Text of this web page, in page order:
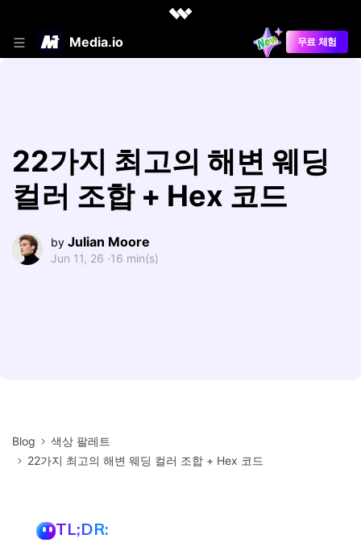
Media.io 무료 체험
22가지 최고의 해변 웨딩
컬러 조합 + Hex 코드
by Julian Moore
Jun 11, 26 ·16 min(s)
Blog
색상 팔레트
22가지 최고의 해변 웨딩 컬러 조합 + Hex 코드
TL;DR: